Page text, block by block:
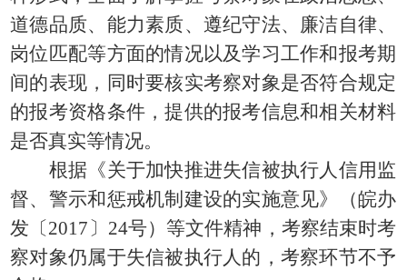
道德品质、能力素质、遵纪守法、廉洁自律、
岗位匹配等方面的情况以及学习工作和报考期
间的表现，同时要核实考察对象是否符合规定
的报考资格条件，提供的报考信息和相关材料
是否真实等情况。
根据《关于加快推进失信被执行人信用监
督、警示和惩戒机制建设的实施意见》（皖办
发〔2017〕24号）等文件精神，考察结束时考
察对象仍属于失信被执行人的，考察环节不予